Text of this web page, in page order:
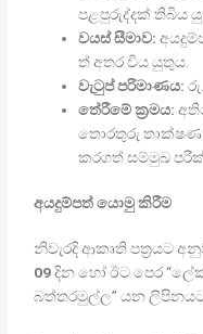
පළපුරුද්දක් තිබිය
වයස් සීමාව:
ත් අතර විය යුතුය.
වැටුප් පරිමාණය: රු.
තේරීමේ ක්‍රමය:
තොරතුරු තාක්ෂණ
කරගත් සම්මුඛ
අයදුම්පත් යොමු කිරීම
නිවැරදි ආකෘති පත්‍රයට
09දින හෝ ඊට පෙර
බත්තරමුල්ල” යන ලිපිනයට